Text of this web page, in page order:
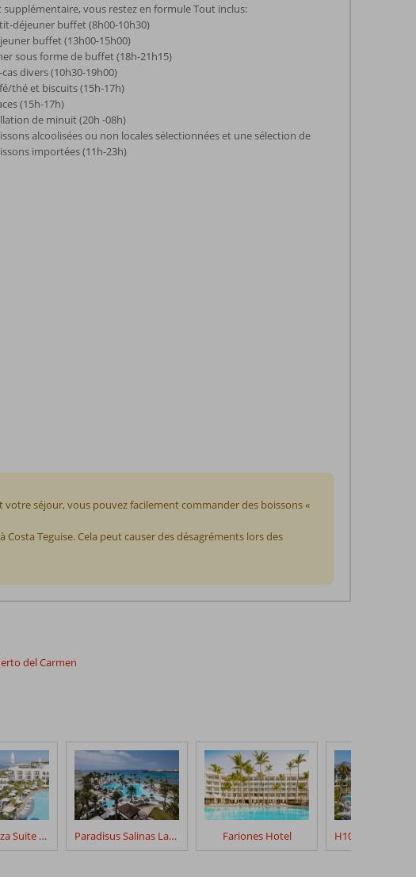
supplémentaire, vous restez en formule Tout inclus:
déjeuner buffet (8h00-10h30)
buffet (13h00-15h00)
sous forme de buffet (18h-21h15)
cas divers (10h30-19h00)
thé et biscuits (15h-17h)
(15h-17h)
de minuit (20h -08h)
alcoolisées ou non locales sélectionnées et une sélection de
importées (11h-23h)
séjour, vous pouvez facilement commander des boissons «
Teguise. Cela peut causer des désagréments lors des
del Carmen
Princesa Yaiza Suite Hotel & Resort Paradisus Salinas Lanzarote Fariones Hotel